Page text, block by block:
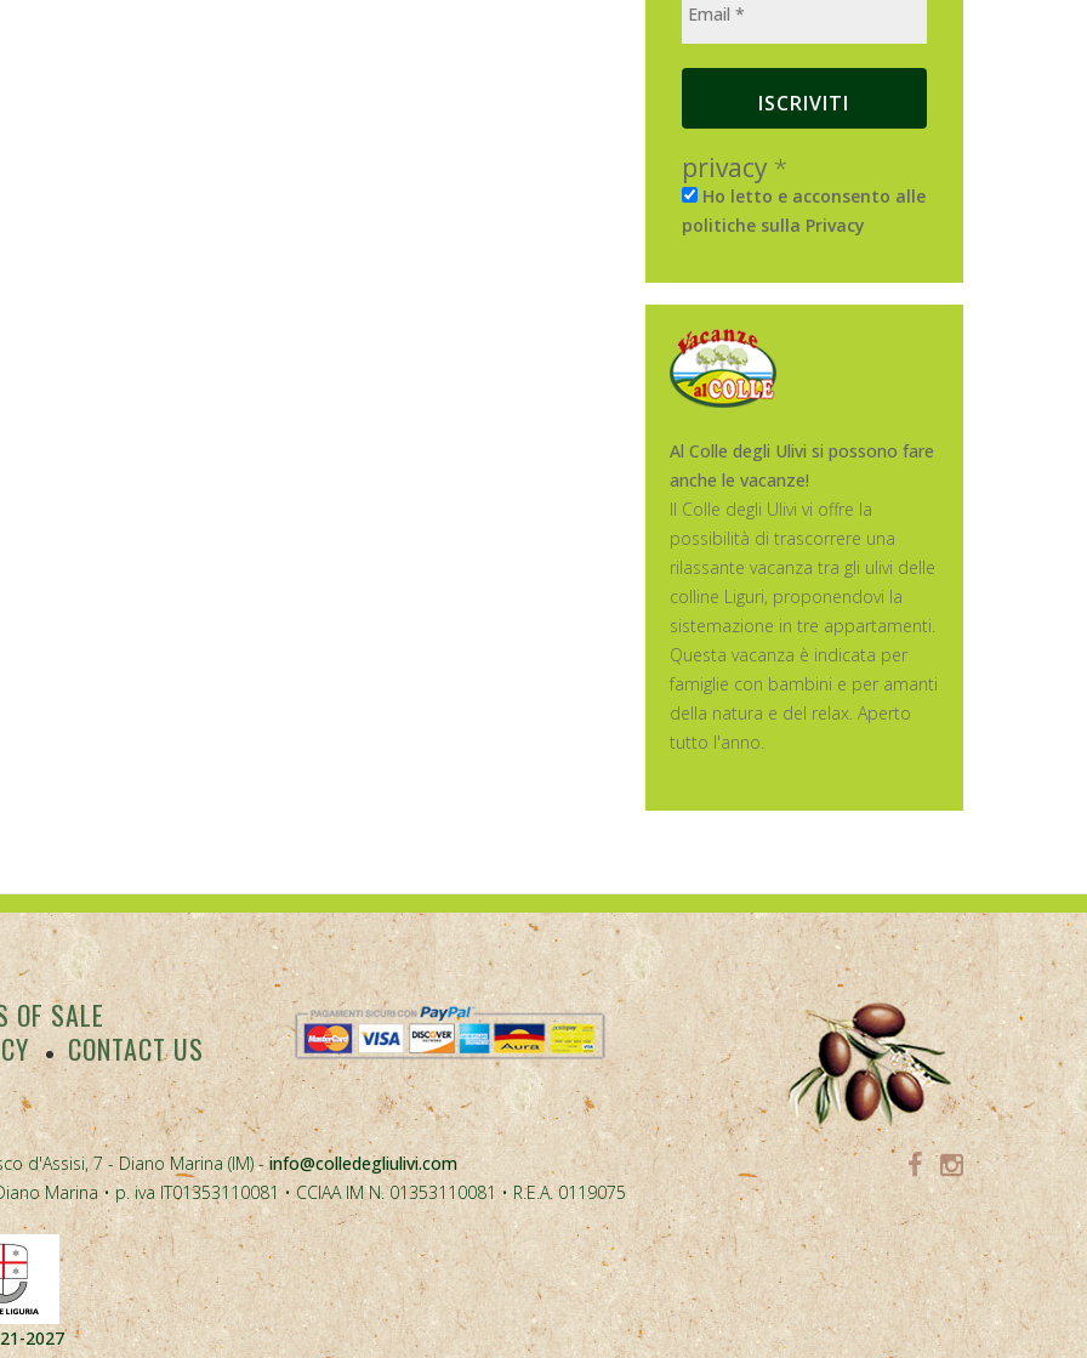
privacy *
Ho letto e acconsento alle
politiche sulla Privacy
Al Colle degli Ulivi si possono fare
anche le vacanze!
Il Colle degli Ulivi vi offre la
possibilità di trascorrere una
rilassante vacanza tra gli ulivi delle
colline Liguri, proponendovi la
sistemazione in tre appartamenti.
Questa vacanza è indicata per
famiglie con bambini e per amanti
della natura e del relax. Aperto
tutto l'anno.
OF SALE
CONTACT US
d'Assisi, 7 - Diano Marina (IM) -info@colledegliulivi.com
Marina • p. iva IT01353110081 • CCIAA IM N. 01353110081 • R.E.A. 0119075
2027